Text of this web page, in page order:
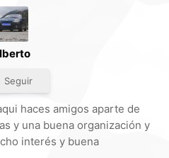
Seguir
haces amigos aparte de
y una buena organización y
interés y buena